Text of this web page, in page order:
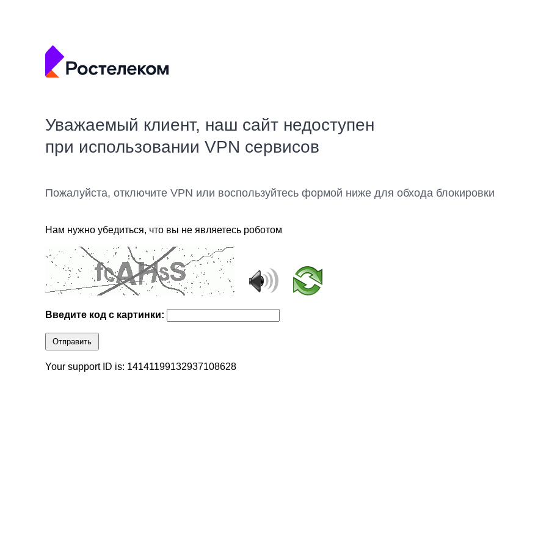
Уважаемый клиент, наш сайт недоступен
при использовании VPN сервисов
Пожалуйста, отключите VPN или воспользуйтесь формой ниже для обхода блокировки
Нам нужно убедиться, что вы не являетесь роботом
Введите код с картинки:
Отправить
Your support ID is: 14141199132937108628